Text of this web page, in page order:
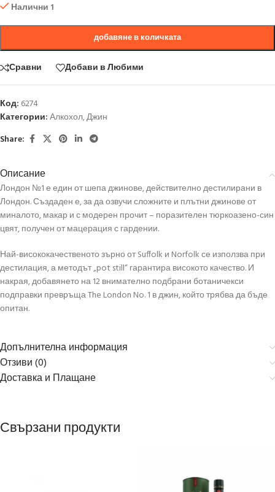
Налични 1
добавяне в количката
Сравни Добави в Любими
Код: 6274
Категории:Алкохол,Джин
Share:
Описание
Лондон №1 е един от шепа джинове, действително дестилирани в
Лондон. Създаден е, за да озвучи сложните и плътни джинове от
миналото, макар и с модерен прочит – поразителен тюркоазено-син
цвят, получен от мацерация с гардении.
Най-висококачественото зърно от Suffolk и Norfolk се използва при
дестилация, а методът „pot still“ гарантира високото качество. И
накрая, добавянето на 12 внимателно подбрани ботаничекси
подправки превръща The London No. 1 в джин, който трябва да бъде
опитан.
Допълнителна информация
Отзиви (0)
Доставка и Плащане
Свързани продукти